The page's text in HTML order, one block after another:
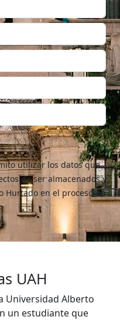
utilizar los datos que
de ser almacenados y
Hurtado en el proceso de
UAH
Universidad Alberto
un estudiante que